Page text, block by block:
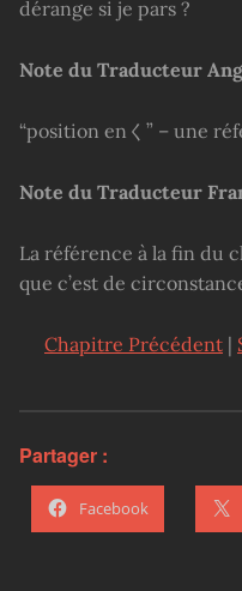
dérange si je pars ?
Note du Traducteur
“position enく” – une
Note du Traducteur
La référence à la fin du
que c’est de
Chapitre Précédent |
Partager :
Facebook